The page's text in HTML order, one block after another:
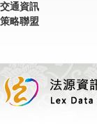
交通資訊
策略聯盟